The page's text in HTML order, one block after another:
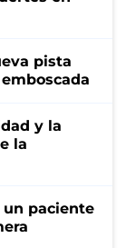
pista
y la
la
paciente